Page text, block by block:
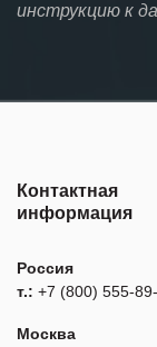
инструкцию к
Контактная
информация
Россия
т.: +7 (800) 555-
Москва